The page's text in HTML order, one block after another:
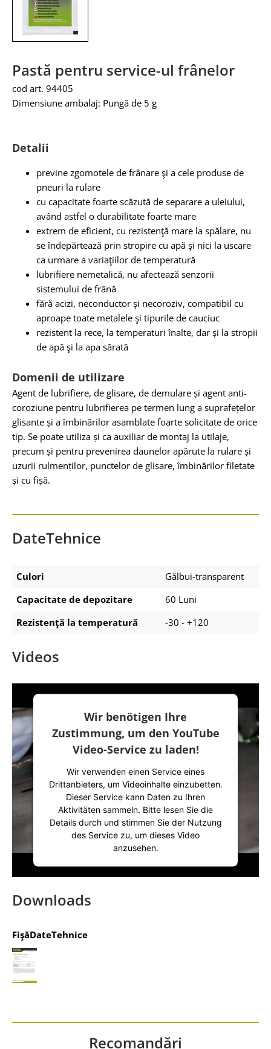
Pastă pentru service-ul frânelor
cod art. 94405
Dimensiune ambalaj: Pungă de 5 g
Detalii
previne zgomotele de frânare şi a cele produse de
pneuri la rulare
cu capacitate foarte scăzută de separare a uleiului,
având astfel o durabilitate foarte mare
extrem de eficient, cu rezistenţă mare la spălare, nu
se îndepărtează prin stropire cu apă şi nici la uscare
ca urmare a variaţiilor de temperatură
lubrifiere nemetalică, nu afectează senzorii
sistemului de frână
fără acizi, neconductor şi necoroziv, compatibil cu
aproape toate metalele şi tipurile de cauciuc
rezistent la rece, la temperaturi înalte, dar şi la stropii
de apă şi la apa sărată
Domenii de utilizare
Agent de lubrifiere, de glisare, de demulare și agent anti-
coroziune pentru lubrifierea pe termen lung a suprafețelor
glisante și a îmbinărilor asamblate foarte solicitate de orice
tip. Se poate utiliza și ca auxiliar de montaj la utilaje,
precum și pentru prevenirea daunelor apărute la rulare și
uzurii rulmenților, punctelor de glisare, îmbinărilor filetate
și cu fișă.
DateTehnice
Culori
Gălbui-transparent
Capacitate de depozitare
60 Luni
Rezistenţă la temperatură
-30 - +120
Videos
Wir benötigen Ihre
Zustimmung, um den YouTube
Video-Service zu laden!
Wir verwenden einen Service eines
Drittanbieters, um Videoinhalte einzubetten.
Dieser Service kann Daten zu Ihren
Aktivitäten sammeln. Bitte lesen Sie die
Details durch und stimmen Sie der Nutzung
des Service zu, um dieses Video
anzusehen.
powered by
Downloads
FişăDateTehnice
Recomandări